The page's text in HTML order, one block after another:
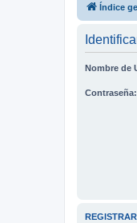
Índice
Nombre de
Contraseña: